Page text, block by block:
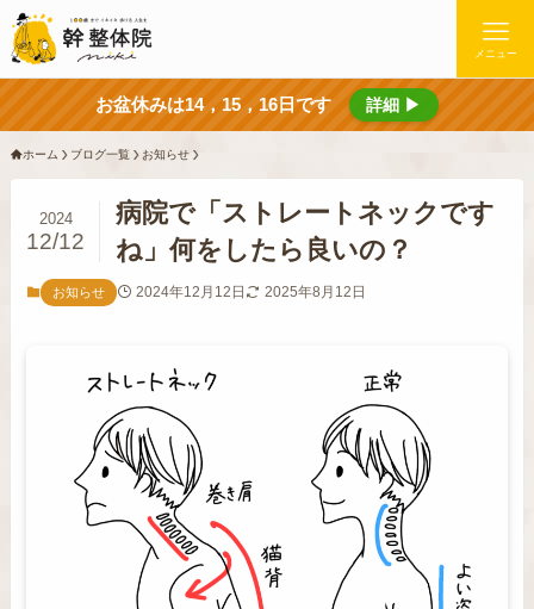
メニュー
お盆休みは14，15，16日です 詳細 ▶
ホーム ブログ一覧 お知らせ
病院で「ストレートネックです
ね」何をしたら良いの？
2024
12/12
お知らせ 2024年12月12日 2025年8月12日